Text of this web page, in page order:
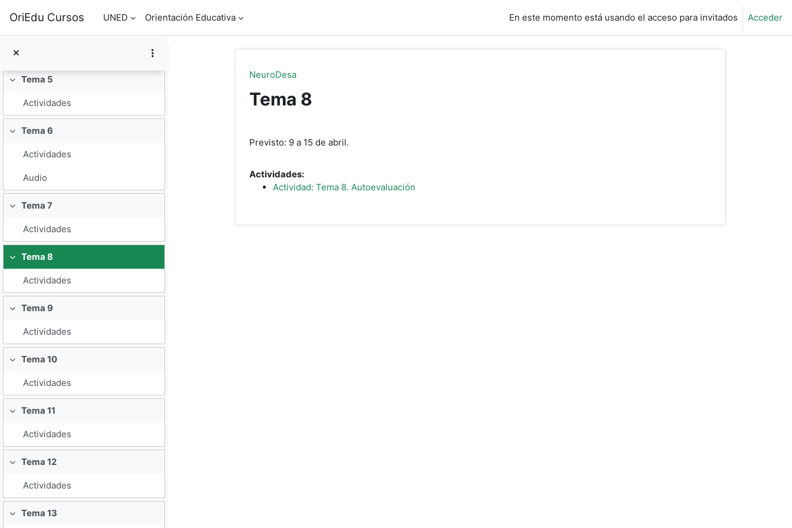
OriEdu Cursos UNED Orientación Educativa En este momento está usando el acceso para invitados Acceder
Colapsar
Colapsar
Tema 5
Actividades
Colapsar
Tema 6
Actividades
Audio
Colapsar
Tema 7
Actividades
Colapsar
Tema 8
Actividades
Colapsar
Tema 9
Actividades
Colapsar
Tema 10
Actividades
Colapsar
Tema 11
Actividades
Colapsar
Tema 12
Actividades
Colapsar
Tema 13
NeuroDesa
Tema 8
Perfilado de sección
Previsto: 9 a 15 de abril.
Actividades:
Actividad: Tema 8. Autoevaluación